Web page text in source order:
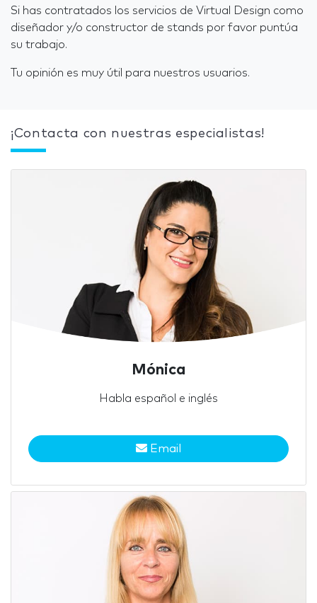
Si has contratados los servicios de Virtual Design como
diseñador y/o constructor de stands por favor puntúa
su trabajo.
Tu opinión es muy útil para nuestros usuarios.
¡Contacta con nuestras especialistas!
Mónica
Habla español e inglés
Email